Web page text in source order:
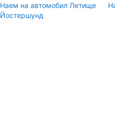
Наем на автомобил Летище
Йостершунд